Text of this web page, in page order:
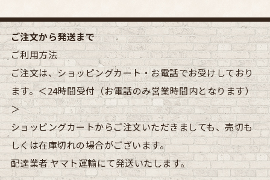
ご注文から発送まで
ご利用方法
ご注文は、ショッピングカート・お電話でお受けしており
ます。＜24時間受付（お電話のみ営業時間内となります）
＞
ショッピングカートからご注文いただきましても、売切も
しくは在庫切れの場合がございます。
配達業者 ヤマト運輸にて発送いたします。